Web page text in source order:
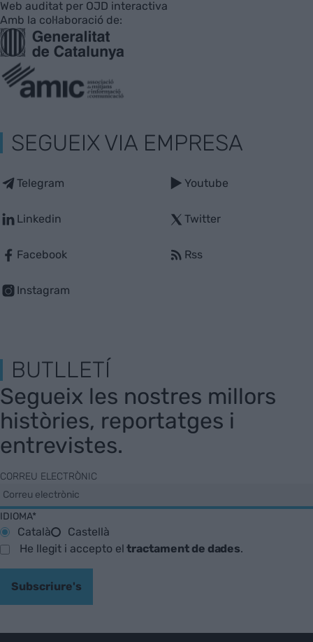
Web auditat per OJD interactiva
Amb la col·laboració de:
SEGUEIX VIA EMPRESA
Telegram
Linkedin
Facebook
Instagram
Youtube
Twitter
Rss
BUTLLETÍ
Segueix les nostres millors
històries, reportatges i
entrevistes.
CORREU ELECTRÒNIC
IDIOMA*
Català
Castellà
He llegit i accepto eltractament de dades.
Subscriure's